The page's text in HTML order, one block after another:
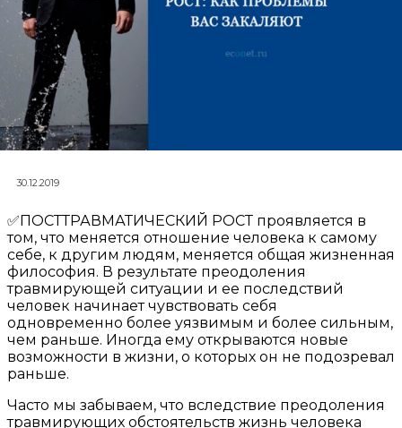
30.12.2019
✅ПОСТТРАВМАТИЧЕСКИЙ РОСТ проявляется в
том, что меняется отношение человека к самому
себе, к другим людям, меняется общая жизненная
философия. В результате преодоления
травмирующей ситуации и ее последствий
человек начинает чувствовать себя
одновременно более уязвимым и более сильным,
чем раньше. Иногда ему открываются новые
возможности в жизни, о которых он не подозревал
раньше.
Часто мы забываем, что вследствие преодоления
травмирующих обстоятельств жизнь человека